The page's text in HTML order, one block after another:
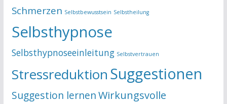
Schmerzen Selbstbewusstsein Selbstheilung
Selbsthypnose
Selbsthypnoseeinleitung Selbstvertrauen
StressreduktionSuggestionen
Suggestion lernenWirkungsvolle